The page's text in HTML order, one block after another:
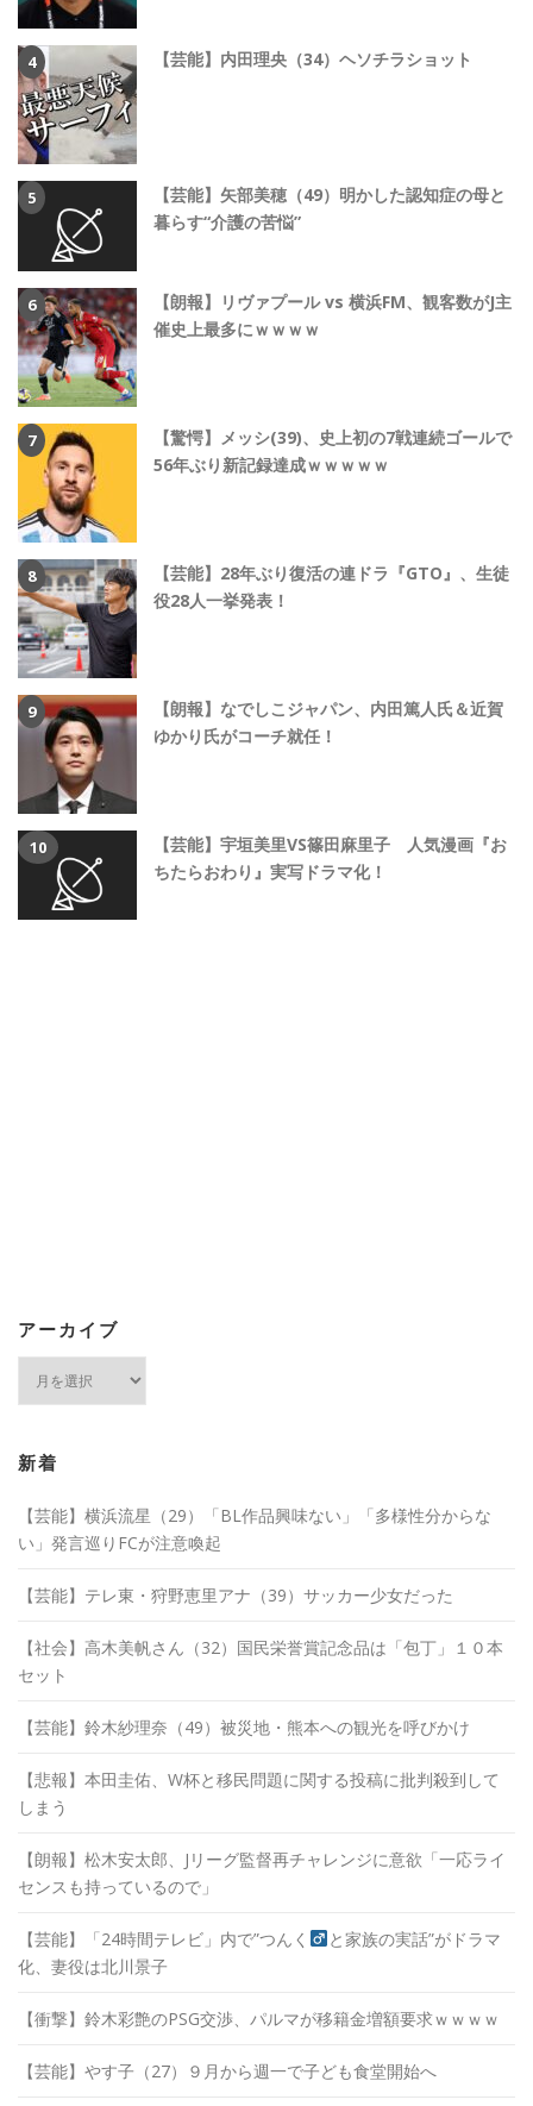
【芸能】内田理央（34）ヘソチラショット
【芸能】矢部美穂（49）明かした認知症の母と
暮らす“介護の苦悩”
【朗報】リヴァプール vs 横浜FM、観客数がJ主
催史上最多にｗｗｗｗ
【驚愕】メッシ(39)、史上初の7戦連続ゴールで
56年ぶり新記録達成ｗｗｗｗｗ
【芸能】28年ぶり復活の連ドラ『GTO』、生徒
役28人一挙発表！
【朗報】なでしこジャパン、内田篤人氏＆近賀
ゆかり氏がコーチ就任！
【芸能】宇垣美里VS篠田麻里子 人気漫画『お
ちたらおわり』実写ドラマ化！
アーカイブ
ブ
新着
【芸能】横浜流星（29）「BL作品興味ない」「多様性分からな
い」発言巡りFCが注意喚起
【芸能】テレ東・狩野恵里アナ（39）サッカー少女だった
【社会】高木美帆さん（32）国民栄誉賞記念品は「包丁」１０本
セット
【芸能】鈴木紗理奈（49）被災地・熊本への観光を呼びかけ
【悲報】本田圭佑、W杯と移民問題に関する投稿に批判殺到して
しまう
【朗報】松木安太郎、Jリーグ監督再チャレンジに意欲「一応ライ
センスも持っているので」
【芸能】「24時間テレビ」内で”つんく
と家族の実話”がドラマ
化、妻役は北川景子
【衝撃】鈴木彩艶のPSG交渉、パルマが移籍金増額要求ｗｗｗｗ
【芸能】やす子（27）９月から週一で子ども食堂開始へ